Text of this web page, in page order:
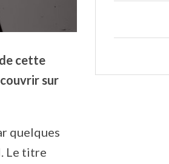
de cette
sur
quelques
Le titre